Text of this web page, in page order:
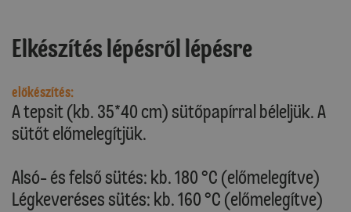
Elkészítés lépésről lépésre
előkészítés:
A tepsit (kb. 35*40 cm) sütőpapírral béleljük. A
sütőt előmelegítjük.
Alsó- és felső sütés: kb. 180 °C (előmelegítve)
Légkeveréses sütés: kb. 160 °C (előmelegítve)